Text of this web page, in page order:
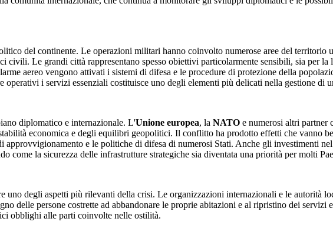
del continente. Le operazioni militari hanno coinvolto numerose aree del territorio
Le grandi città rappresentano spesso obiettivi particolarmente sensibili, sia per
aereo vengono attivati i sistemi di difesa e le procedure di protezione della
operativi i servizi essenziali costituisce uno degli elementi più delicati nella gestione di
diplomatico e internazionale. L'Unione europea, la NATO e numerosi altri partner
economica e degli equilibri geopolitici. Il conflitto ha prodotto effetti che vanno
e le politiche di difesa di numerosi Stati. Anche gli investimenti
come la sicurezza delle infrastrutture strategiche sia diventata una priorità per molti
uno degli aspetti più rilevanti della crisi. Le organizzazioni internazionali e le autorità
delle persone costrette ad abbandonare le proprie abitazioni e al ripristino dei
obblighi alle parti coinvolte nelle ostilità.